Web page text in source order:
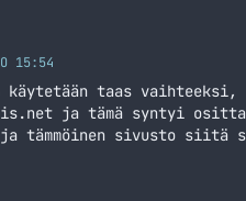
15:54
käytetään taas
ja tämä syntyi
tämmöinen sivusto siitä
eri hashtageilla.